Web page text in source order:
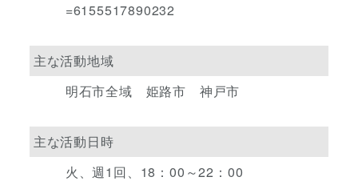
=6155517890232
主な活動地域
明石市全域 姫路市 神戸市
主な活動日時
火、週1回、18：00～22：00